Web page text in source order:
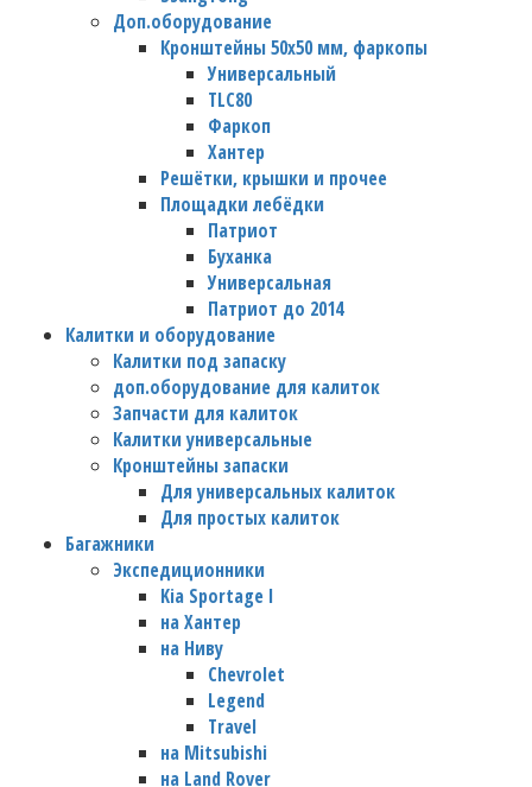
Доп.оборудование
Кронштейны 50х50 мм, фаркопы
Универсальный
TLC80
Фаркоп
Хантер
Решётки, крышки и прочее
Площадки лебёдки
Патриот
Буханка
Универсальная
Патриот до 2014
Калитки и оборудование
Калитки под запаску
доп.оборудование для калиток
Запчасти для калиток
Калитки универсальные
Кронштейны запаски
Для универсальных калиток
Для простых калиток
Багажники
Экспедиционники
Kia Sportage I
на Хантер
на Ниву
Chevrolet
Legend
Travel
на Mitsubishi
на Land Rover